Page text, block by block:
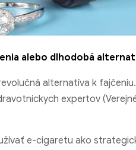
alebo dlhodobá
alternatíva k
expertov
e-cigaretu ako